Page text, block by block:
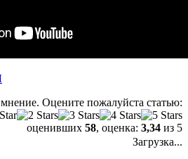
Оцените пожалуйста статью:
оценивших 58, оценка: 3,34 из 5
Загрузка...